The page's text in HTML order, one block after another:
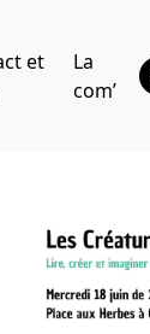
et
La
com’